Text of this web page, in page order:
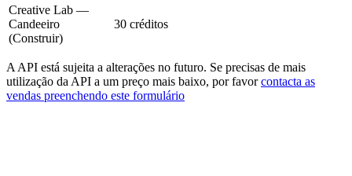
Creative Lab —
Candeeiro
(Construir)
30 créditos
A API está sujeita a alterações no futuro. Se precisas de mais
utilização da API a um preço mais baixo, por favorcontacta as
vendas preenchendo este formulário